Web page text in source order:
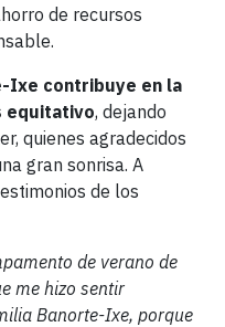
de recursos
Ixe contribuye en la
equitativo, dejando
quienes agradecidos
gran sonrisa. A
de los
de verano de
me hizo sentir
Banorte-Ixe, porque